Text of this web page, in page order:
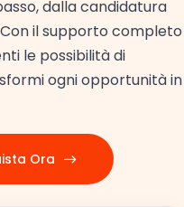
dalla candidatura
il supporto completo
le possibilità di
ogni opportunità in
Ora